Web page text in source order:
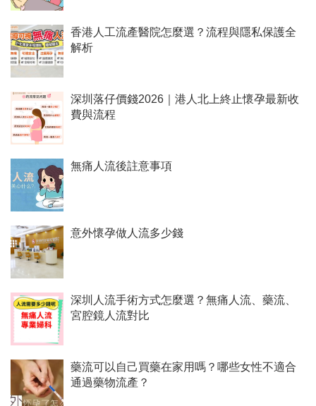
香港人工流產醫院怎麼選？流程與隱私保護全
解析
深圳落仔價錢2026｜港人北上終止懷孕最新收
費與流程
無痛人流後註意事項
意外懷孕做人流多少錢
深圳人流手術方式怎麼選？無痛人流、藥流、
宮腔鏡人流對比
藥流可以自己買藥在家用嗎？哪些女性不適合
通過藥物流產？